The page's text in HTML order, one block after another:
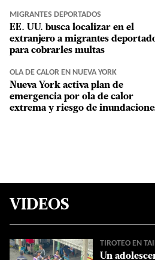
MIGRANTES DEPORTADOS
EE. UU. busca localizar en el
extranjero a migrantes
para cobrarles multas
OLA DE CALOR EN NUEVA YORK
Nueva York activa plan de
emergencia por ola de calor
extrema y riesgo de
VIDEOS
TIROTEO EN
Un